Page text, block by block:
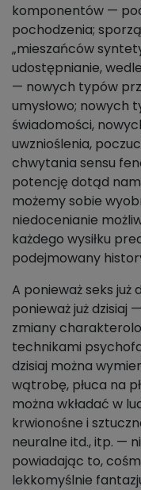
komponentów —
pochodzenia;
„mieszańców
udostępnianie,
— nowych typów
umysłowo; nowych
świadomości,
uwznioślenia,
chwytania sensu
potencję dotąd
możemy sobie
niedocenianie
każdego wysiłku
podejmowany
A ponieważ seks już
ponieważ już dzisiaj
zmiany
technikami
dzisiaj można
wątrobę, płuca na
można wkładać w
krwionośne i
neuralne itd., itp. —
powiadając to,
lekkomyślnie